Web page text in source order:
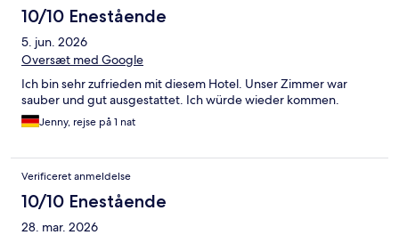
10/10 Enestående
5. jun. 2026
Oversæt med Google
Ich bin sehr zufrieden mit diesem Hotel. Unser Zimmer war
sauber und gut ausgestattet. Ich würde wieder kommen.
Jenny, rejse på 1 nat
Verificeret anmeldelse
10/10 Enestående
28. mar. 2026